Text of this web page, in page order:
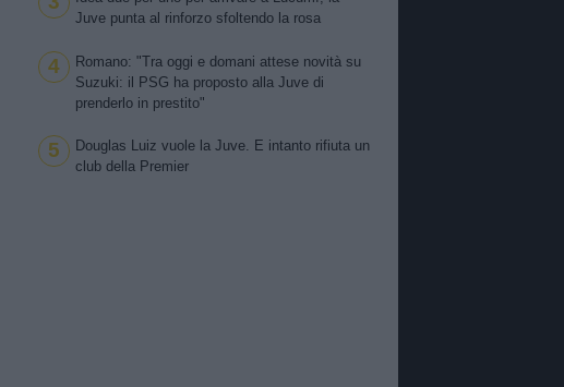
Juve punta al rinforzo sfoltendo la rosa
4
Romano: "Tra oggi e domani attese novità su
Suzuki: il PSG ha proposto alla Juve di
prenderlo in prestito"
5
Douglas Luiz vuole la Juve. E intanto rifiuta un
club della Premier